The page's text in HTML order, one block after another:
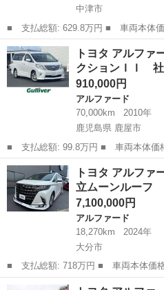
中津市
■ 支払総額: 629.8万円 ■ 車両本体価格： 6,214,000 円 ■ メーカ
ー名： トヨタ ■ 車種名： アル
１４インチディスプレイオーディオ
ップダウ...
大分 中津市 アルファード
トヨタ アルフ
クションＩＩ
910,000円
アルファード
70,000km
2010年
鹿児島県 鹿屋市
■ 支払総額: 99.8万円 ■ 車両本体価格： 910,000 円 ■ メーカー
名： トヨタ ■ 車種名： アルファ
Ｓ プライムセレクションＩＩ 社
ｕｅｔｏｏｔ...
鹿児島 鹿屋市 アルファード
トヨタ アルフ
立ムーンルーフ
7,100,000円
アルファード
18,270km
2024年
大分市
■ 支払総額: 718万円 ■ 車両本体価格： 7,100,000 円 ■ メーカー
名： トヨタ ■ 車種名： アルファ
大分市 アルファード